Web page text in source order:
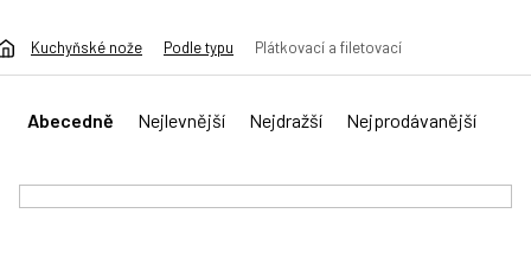
Kuchyňské nože Podle typu Plátkovací a filetovací
n
í
Abecedně Nejlevnější Nejdražší Nejprodávanější